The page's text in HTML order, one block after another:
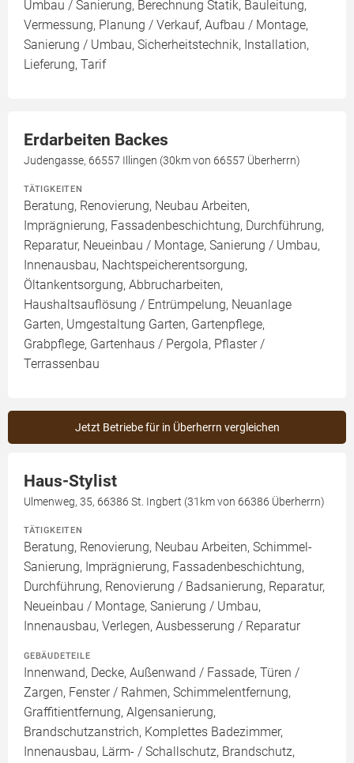
Umbau / Sanierung, Berechnung Statik, Bauleitung,
Vermessung, Planung / Verkauf, Aufbau / Montage,
Sanierung / Umbau, Sicherheitstechnik, Installation,
Lieferung, Tarif
Erdarbeiten Backes
Judengasse, 66557 Illingen (30km von 66557 Überherrn)
TÄTIGKEITEN
Beratung, Renovierung, Neubau Arbeiten,
Imprägnierung, Fassadenbeschichtung, Durchführung,
Reparatur, Neueinbau / Montage, Sanierung / Umbau,
Innenausbau, Nachtspeicherentsorgung,
Öltankentsorgung, Abbrucharbeiten,
Haushaltsauflösung / Entrümpelung, Neuanlage
Garten, Umgestaltung Garten, Gartenpflege,
Grabpflege, Gartenhaus / Pergola, Pflaster /
Terrassenbau
Jetzt Betriebe für in Überherrn vergleichen
Haus-Stylist
Ulmenweg, 35, 66386 St. Ingbert (31km von 66386 Überherrn)
TÄTIGKEITEN
Beratung, Renovierung, Neubau Arbeiten, Schimmel-
Sanierung, Imprägnierung, Fassadenbeschichtung,
Durchführung, Renovierung / Badsanierung, Reparatur,
Neueinbau / Montage, Sanierung / Umbau,
Innenausbau, Verlegen, Ausbesserung / Reparatur
GEBÄUDETEILE
Innenwand, Decke, Außenwand / Fassade, Türen /
Zargen, Fenster / Rahmen, Schimmelentfernung,
Graffitientfernung, Algensanierung,
Brandschutzanstrich, Komplettes Badezimmer,
Innenausbau, Lärm- / Schallschutz, Brandschutz,